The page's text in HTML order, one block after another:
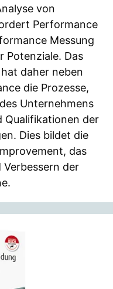
von
Performance
Messung
Potenziale. Das
daher neben
die Prozesse,
Unternehmens
Qualifikationen der
Dies bildet die
das
der